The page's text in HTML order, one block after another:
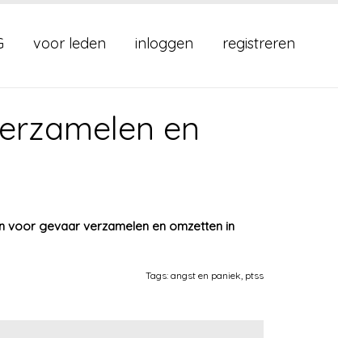
voor leden inloggen registreren
en
voor gevaar verzamelen en omzetten in
Tags: angst en paniek, ptss